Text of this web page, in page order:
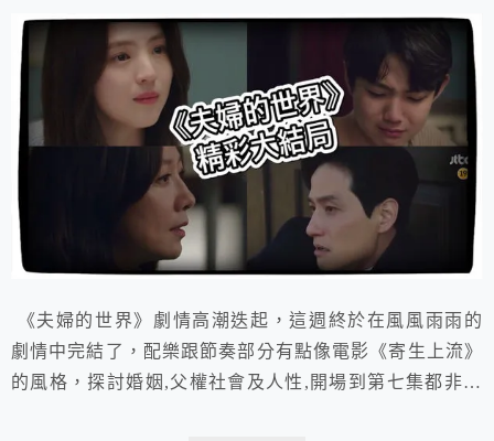
《夫婦的世界》劇情高潮迭起，這週終於在風風雨雨的
劇情中完結了，配樂跟節奏部分有點像電影《寄生上流》
的風格，探討婚姻,父權社會及人性,開場到第七集都非常